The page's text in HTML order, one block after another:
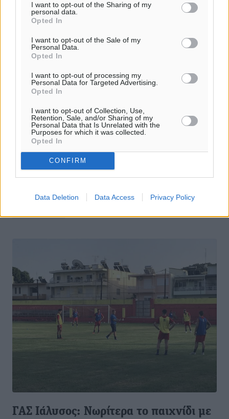
I want to opt-out of the Sharing of my
personal data.
Opted In
I want to opt-out of the Sale of my
Personal Data.
Opted In
I want to opt-out of processing my
Personal Data for Targeted Advertising.
Opted In
I want to opt-out of Collection, Use,
Retention, Sale, and/or Sharing of my
Personal Data that Is Unrelated with the
Purposes for which it was collected.
Opted In
CONFIRM
Data Deletion Data Access Privacy Policy
Κικίλιας: Εμβολιασμός νωρίτερα μέσω
«λίστας αναμονής»
Εκείνοι οι οποίοι έχουν ήδη κλείσει ραντεβού για
εμβολιασμό, μπορούν να μπουν και σε «λίστα αναμονής»
ώστε, σε περίπτωση ακύρωσης αλλού
ΓΑΣ Ιάλυσος: Νωρίτερα το παιχνίδι με